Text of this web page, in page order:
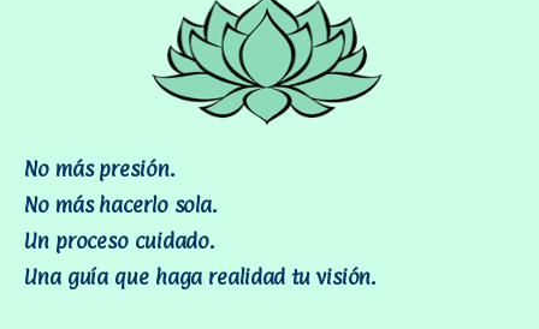
No más presión.
No más hacerlo sola.
Un proceso cuidado.
Una guía que haga realidad tu visión.